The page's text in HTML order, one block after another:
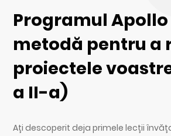
Programul Apollo
metodă pentru a
proiectele
a II-a)
Ați descoperit deja primele lecții